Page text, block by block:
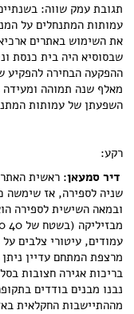
תגובת עמק שווה:
עמותות המתנחלים על
שבסוסיא היה בית כנסת
ההפקעה הבחירה להפקיע
מאלף שנה תמוהה
השפעתן של עמותות
רקע:
דיר סמעאן: ראשית
שניה לספירה, אז שימשה
ובמאה השישית לספירה
עמודים, עיטורי צלבים
מרצפת המתחם עדיין
בריכות אגירה חצובות
נבנו מבנים בודדים
מההתיישבות החקלאית